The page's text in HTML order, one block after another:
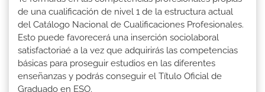
de una cualificación de nivel 1 de la estructura actual
del Catálogo Nacional de Cualificaciones Profesionales.
Esto puede favorecerá una inserción sociolaboral
satisfactoriaé a la vez que adquirirás las competencias
básicas para proseguir estudios en las diferentes
enseñanzas y podrás conseguir el Título Oficial de
Graduado en ESO.